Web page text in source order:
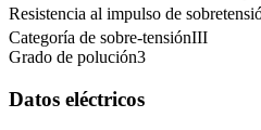
Resistencia al impulso de
Categoría de sobre-tensiónIII
Grado de polución3
Datos eléctricos